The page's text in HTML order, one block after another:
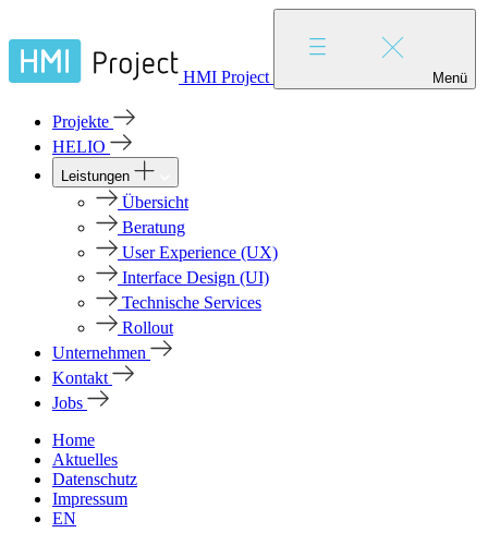
HMI Project Menü
Projekte
HELIO
Leistungen
Übersicht
Beratung
User Experience (UX)
Interface Design (UI)
Technische Services
Rollout
Unternehmen
Kontakt
Jobs
Home
Aktuelles
Datenschutz
Impressum
EN